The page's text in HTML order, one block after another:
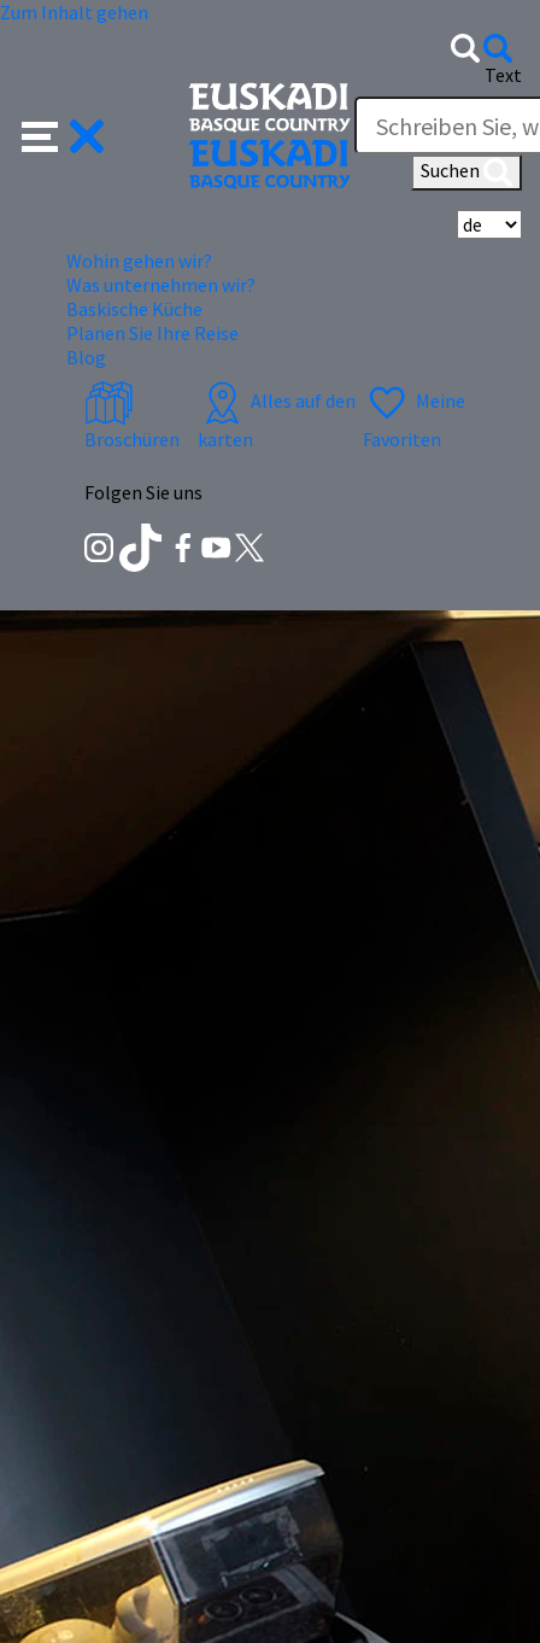
Zum Inhalt gehen
Text
Suchen
Wohin gehen wir?
Was unternehmen wir?
Baskische Küche
Planen Sie Ihre Reise
Blog
Broschüren
Alles auf den
karten
Meine
Favoriten
Folgen Sie uns